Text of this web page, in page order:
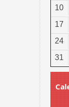
10
17
24
31